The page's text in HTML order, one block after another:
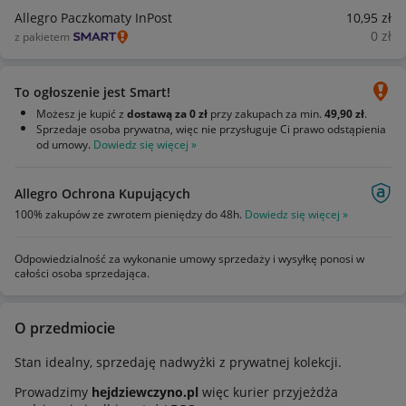
Allegro Paczkomaty InPost 10,95 zł
z pakietem 0 zł
To ogłoszenie jest Smart!
Możesz je kupić z dostawą za 0 zł przy zakupach za min. 49,90 zł.
Sprzedaje osoba prywatna, więc nie przysługuje Ci prawo odstąpienia
od umowy. Dowiedz się więcej »
Allegro Ochrona Kupujących
100% zakupów ze zwrotem pieniędzy do 48h. Dowiedz się więcej »
Odpowiedzialność za wykonanie umowy sprzedaży i wysyłkę ponosi w
całości osoba sprzedająca.
O przedmiocie
Stan idealny, sprzedaję nadwyżki z prywatnej kolekcji.
Prowadzimy hejdziewczyno.pl więc kurier przyjeżdża